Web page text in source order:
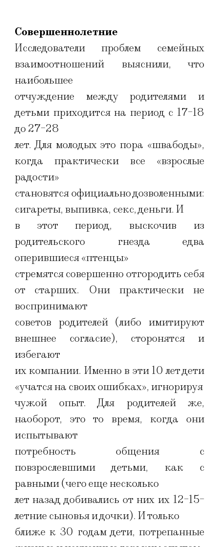
Совершеннолетние
Исследователи проблем семейных
взаимоотношений выяснили, что
наибольшее
отчуждение между родителями и
детьми приходится на период с 17-18
до 27-28
лет. Для молодых это пора «швабоды»,
когда практически все «взрослые
радости»
становятся официально дозволенными:
сигареты, выпивка, секс, деньги. И
в этот период, выскочив из
родительского гнезда едва
оперившиеся «птенцы»
стремятся совершенно отгородить себя
от старших. Они практически не
воспринимают
советов родителей (либо имитируют
внешнее согласие), сторонятся и
избегают
их компании. Именно в эти 10 лет дети
«учатся на своих ошибках», игнорируя
чужой опыт. Для родителей же,
наоборот, это то время, когда они
испытывают
потребность общения с
повзрослевшими детьми, как с
равными (чего еще несколько
лет назад добивались от них их 12-15-
летние сыновья и дочки). И только
ближе к 30 годам дети, потрепанные